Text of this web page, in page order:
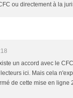
ou directement à la
un accord avec le
ici. Mais cela
de cette mise en ligne